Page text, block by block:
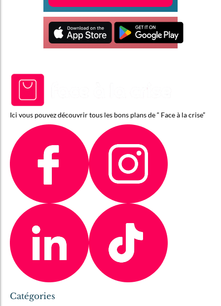
Ici vous pouvez découvrir tous les bons plans de “ Face à la crise”
Catégories